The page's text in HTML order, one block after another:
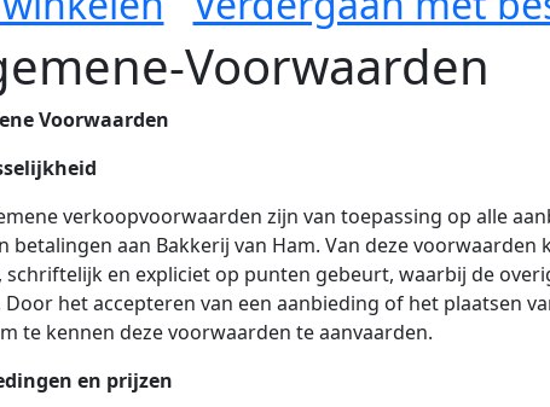
Voorwaarden
Voorwaarden
verkoopvoorwaarden zijn van toepassing op alle
betalingen aan Bakkerij van Ham. Van deze
schriftelijk en expliciet op punten gebeurt, waarbij de
Door het accepteren van een aanbieding of het plaatsen
te kennen deze voorwaarden te aanvaarden.
en prijzen